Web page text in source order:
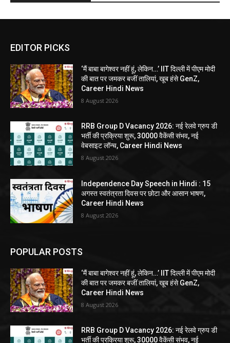
EDITOR PICKS
‘मैं बाबा बागेश्वर नहीं हूं, लेकिन…’ IIT दिल्ली में पीएम मोदी
की बात पर जमकर बजीं तालियां, खूब हंसे GenZ,
Career Hindi News
8 August 2026
RRB Group D Vacancy 2026: नई रेलवे ग्रुप डी
भर्ती की प्रक्रिया शुरू, 30000 वैकेंसी संभव, नई
वेबसाइट लॉन्च, Career Hindi News
8 August 2026
Independence Day Speech in Hindi : 15
अगस्त स्वतंत्रता दिवस पर छोटा और आसान भाषण,
Career Hindi News
8 August 2026
POPULAR POSTS
‘मैं बाबा बागेश्वर नहीं हूं, लेकिन…’ IIT दिल्ली में पीएम मोदी
की बात पर जमकर बजीं तालियां, खूब हंसे GenZ,
Career Hindi News
8 August 2026
RRB Group D Vacancy 2026: नई रेलवे ग्रुप डी
भर्ती की प्रक्रिया शुरू, 30000 वैकेंसी संभव, नई